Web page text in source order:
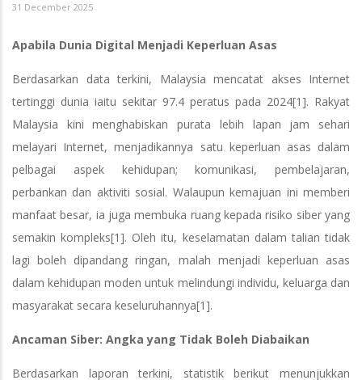
31 December 2025
Apabila Dunia Digital Menjadi Keperluan Asas
Berdasarkan data terkini, Malaysia mencatat akses Internet
tertinggi dunia iaitu sekitar 97.4 peratus pada 2024[1]. Rakyat
Malaysia kini menghabiskan purata lebih lapan jam sehari
melayari Internet, menjadikannya satu keperluan asas dalam
pelbagai aspek kehidupan; komunikasi, pembelajaran,
perbankan dan aktiviti sosial. Walaupun kemajuan ini memberi
manfaat besar, ia juga membuka ruang kepada risiko siber yang
semakin kompleks[1]. Oleh itu, keselamatan dalam talian tidak
lagi boleh dipandang ringan, malah menjadi keperluan asas
dalam kehidupan moden untuk melindungi individu, keluarga dan
masyarakat secara keseluruhannya[1].
Ancaman Siber: Angka yang Tidak Boleh Diabaikan
Berdasarkan laporan terkini, statistik berikut menunjukkan